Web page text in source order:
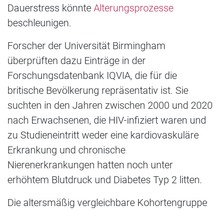
Dauerstress könnte Alterungsprozesse
beschleunigen.
Forscher der Universität Birmingham
überprüften dazu Einträge in der
Forschungsdatenbank IQVIA, die für die
britische Bevölkerung repräsentativ ist. Sie
suchten in den Jahren zwischen 2000 und 2020
nach Erwachsenen, die HIV-infiziert waren und
zu Studieneintritt weder eine kardiovaskuläre
Erkrankung und chronische
Nierenerkrankungen hatten noch unter
erhöhtem Blutdruck und Diabetes Typ 2 litten.
Die altersmäßig vergleichbare Kohortengruppe